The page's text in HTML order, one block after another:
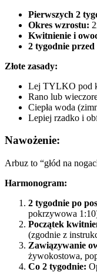
Pierwszych 2
Okres wzrostu:
Kwitnienie i
2 tygodnie
Złote zasady:
Lej TYLKO pod
Rano lub
Ciepła woda
Lepiej rzadko i
Nawożenie:
Arbuz to “głód na
Harmonogram:
2 tygodnie po
pokrzywowa
Początek
(zgodnie z
Zawiązywanie
żywokostowa,
Co 2 tygodnie: